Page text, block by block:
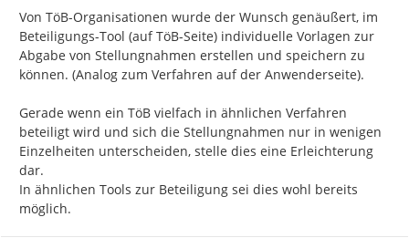
Von TöB-Organisationen wurde der Wunsch genäußert, im
Beteiligungs-Tool (auf TöB-Seite) individuelle Vorlagen zur
Abgabe von Stellungnahmen erstellen und speichern zu
können. (Analog zum Verfahren auf der Anwenderseite).
Gerade wenn ein TöB vielfach in ähnlichen Verfahren
beteiligt wird und sich die Stellungnahmen nur in wenigen
Einzelheiten unterscheiden, stelle dies eine Erleichterung
dar.
In ähnlichen Tools zur Beteiligung sei dies wohl bereits
möglich.